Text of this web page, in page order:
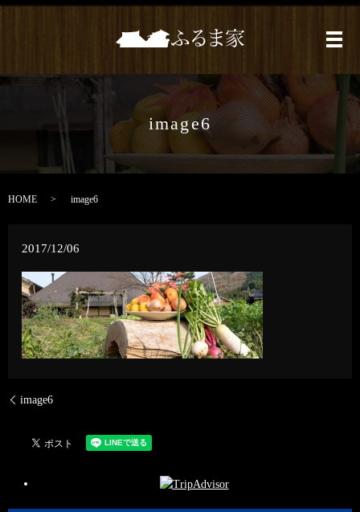
メ
image6
HOME image6
2017/12/06
image6